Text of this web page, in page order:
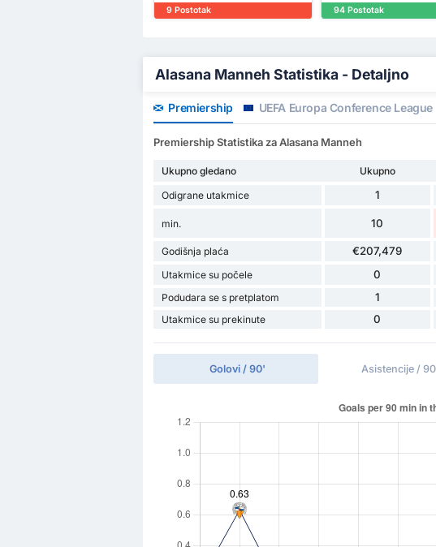
9 Postotak
94 Postotak
Alasana Manneh Statistika - Detaljno
Premiership UEFA Europa Conference League
Premiership Statistika za Alasana Manneh
Ukupno gledano Ukupno
Odigrane utakmice
1
min. 10
Godišnja plaća €207,479
Utakmice su počele 0
Podudara se s pretplatom 1
Utakmice su prekinute 0
Golovi / 90' Asistencije /